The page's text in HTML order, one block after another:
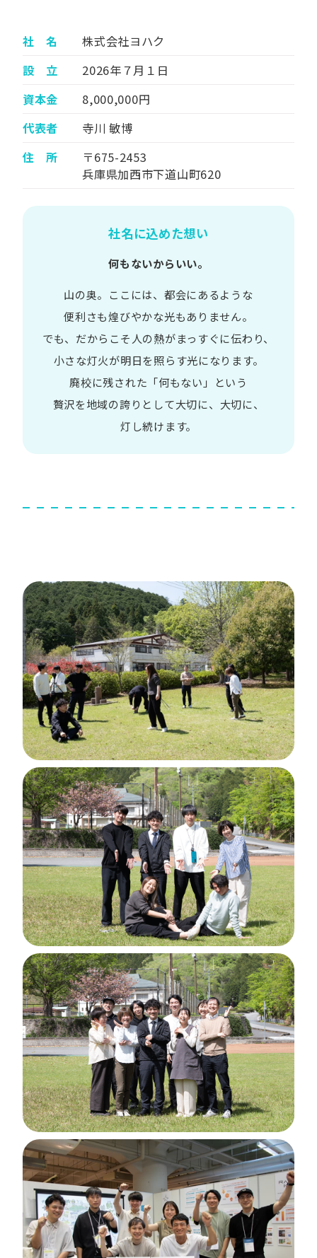
社 名
株式会社ヨハク
設 立
2026年７月１日
資本金
8,000,000円
代表者
寺川 敏博
住 所
〒675-2453
兵庫県加西市下道山町620
社名に込めた想い
何もないからいい。
山の​奥。​ここには、​都会に​あるような​
便利さも煌びやかな​光も​ありません。​
でも、​だから​こそ 人の​熱が​まっすぐに​伝わり、
小さな​灯火が​明日を​照らす光に​なります。
廃校に​残された​「何も​ない」と​いう​
贅沢を地域の​誇りと​して大切に、​大切に、​
灯し続けます。​